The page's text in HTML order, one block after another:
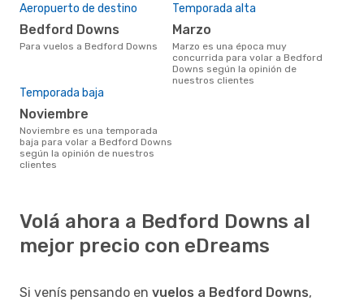
Aeropuerto de destino
Bedford Downs
Para vuelos a Bedford Downs
Temporada alta
marzo
marzo es una época muy
concurrida para volar a Bedford
Downs según la opinión de
nuestros clientes
Temporada baja
noviembre
noviembre es una temporada
baja para volar a Bedford Downs
según la opinión de nuestros
clientes
Volá ahora a Bedford Downs al
mejor precio con eDreams
Si venís pensando en vuelos a Bedford Downs,